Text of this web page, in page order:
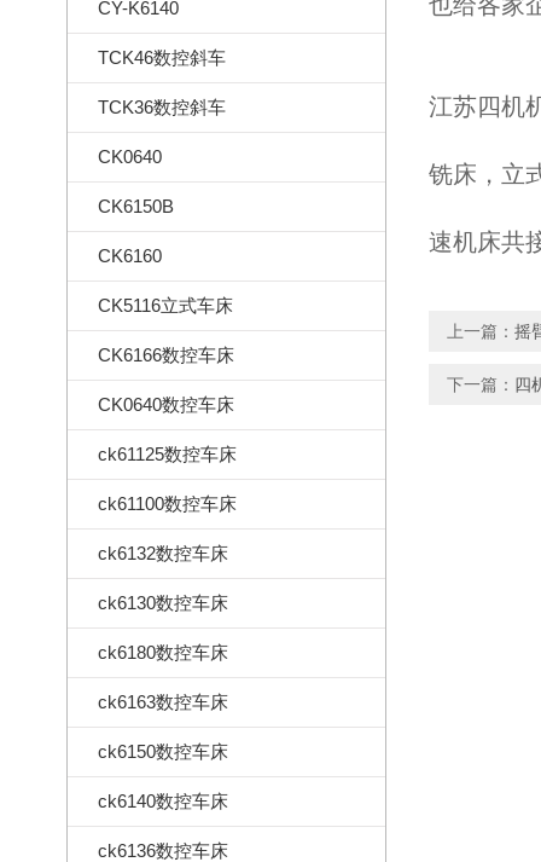
CY-K6140
TCK46数控斜车
TCK36数控斜车
CK0640
CK6150B
CK6160
CK5116立式车床
CK6166数控车床
CK0640数控车床
ck61125数控车床
ck61100数控车床
ck6132数控车床
ck6130数控车床
ck6180数控车床
ck6163数控车床
ck6150数控车床
ck6140数控车床
ck6136数控车床
江苏四机
铣床，立
速机床共
上一篇： 摇
下一篇： 四